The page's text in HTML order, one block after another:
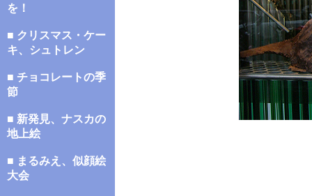
を！
■ クリスマス・ケー
キ、シュトレン
■ チョコレートの季
節
■ 新発見、ナスカの
地上絵
■ まるみえ、似顔絵
大会